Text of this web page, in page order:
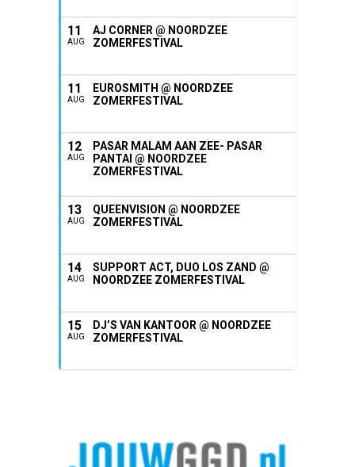
11
AUG
AJ CORNER @ NOORDZEE
ZOMERFESTIVAL
11
AUG
EUROSMITH @ NOORDZEE
ZOMERFESTIVAL
12
AUG
PASAR MALAM AAN ZEE- PASAR
PANTAI @ NOORDZEE
ZOMERFESTIVAL
13
AUG
QUEENVISION @ NOORDZEE
ZOMERFESTIVAL
14
AUG
SUPPORT ACT, DUO LOS ZAND @
NOORDZEE ZOMERFESTIVAL
15
AUG
DJ’S VAN KANTOOR @ NOORDZEE
ZOMERFESTIVAL